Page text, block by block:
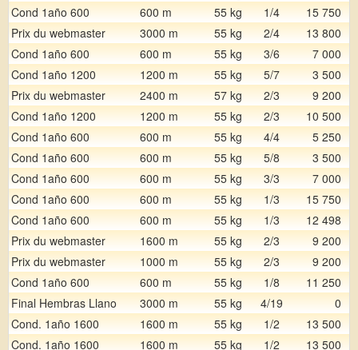
Cond 1año 600
600 m 55 kg 1/4 15 750
Prix du webmaster
3000 m 55 kg 2/4 13 800
Cond 1año 600
600 m 55 kg 3/6 7 000
Cond 1año 1200
1200 m 55 kg 5/7 3 500
Prix du webmaster
2400 m 57 kg 2/3 9 200
Cond 1año 1200
1200 m 55 kg 2/3 10 500
Cond 1año 600
600 m 55 kg 4/4 5 250
Cond 1año 600
600 m 55 kg 5/8 3 500
Cond 1año 600
600 m 55 kg 3/3 7 000
Cond 1año 600
600 m 55 kg 1/3 15 750
Cond 1año 600
600 m 55 kg 1/3 12 498
Prix du webmaster
1600 m 55 kg 2/3 9 200
Prix du webmaster
1000 m 55 kg 2/3 9 200
Cond 1año 600
600 m 55 kg 1/8 11 250
Final Hembras Llano
3000 m 55 kg 4/19 0
Cond. 1año 1600
1600 m 55 kg 1/2 13 500
Cond. 1año 1600
1600 m 55 kg 1/2 13 500